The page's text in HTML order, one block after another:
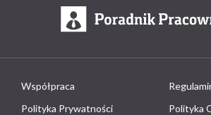
Współpraca
Polityka Prywatności
Polityka